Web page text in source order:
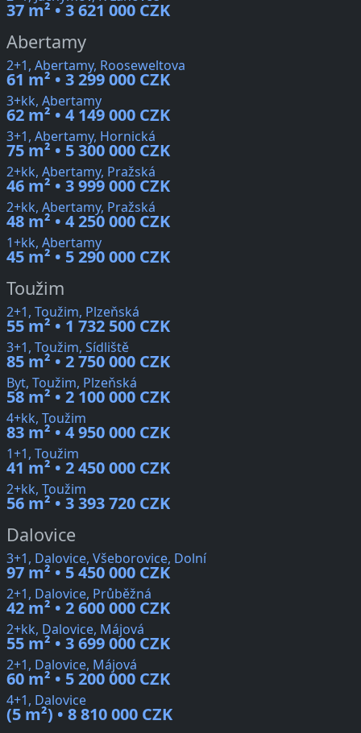
37 m² • 3 621 000 CZK
Abertamy
2+1, Abertamy, Rooseweltova
61 m² • 3 299 000 CZK
3+kk, Abertamy
62 m² • 4 149 000 CZK
3+1, Abertamy, Hornická
75 m² • 5 300 000 CZK
2+kk, Abertamy, Pražská
46 m² • 3 999 000 CZK
2+kk, Abertamy, Pražská
48 m² • 4 250 000 CZK
1+kk, Abertamy
45 m² • 5 290 000 CZK
Toužim
2+1, Toužim, Plzeňská
55 m² • 1 732 500 CZK
3+1, Toužim, Sídliště
85 m² • 2 750 000 CZK
Byt, Toužim, Plzeňská
58 m² • 2 100 000 CZK
4+kk, Toužim
83 m² • 4 950 000 CZK
1+1, Toužim
41 m² • 2 450 000 CZK
2+kk, Toužim
56 m² • 3 393 720 CZK
Dalovice
3+1, Dalovice, Všeborovice, Dolní
97 m² • 5 450 000 CZK
2+1, Dalovice, Průběžná
42 m² • 2 600 000 CZK
2+kk, Dalovice, Májová
55 m² • 3 699 000 CZK
2+1, Dalovice, Májová
60 m² • 5 200 000 CZK
4+1, Dalovice
(5 m²) • 8 810 000 CZK